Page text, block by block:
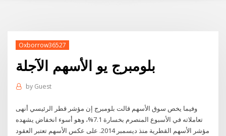
Oxborrow36527
بلومبرج يو الأسهم الآجلة
by Guest
وفيما يخص سوق الأسهم قالت بلومبرج إن مؤشر قطر الرئيسي أنهى
تعاملاته في الأسبوع المنصرم بخسارة 7.1%، وهو أسوء انخفاض يشهده
مؤشر الأسهم القطرية منذ ديسمبر 2014. على عكس الأسهم تعتبر العقود